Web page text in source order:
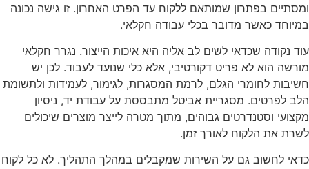
ומסתיים בפתרון שמותאם ללקוח עד הפרט האחרון. זו גישה נכונה
במיוחד כאשר מדובר בכלי עבודה חקלאי.
עוד נקודה שכדאי לשים לב אליה היא איכות הייצור. נגרר חקלאי
מורשה הוא לא פריט דקורטיבי, אלא כלי שנועד לעבוד. לכן יש
חשיבות לחומרי הגלם, לרמת המסגרות, לגימור, לעמידות ולתשומת
הלב לפרטים. מסגריית אביטל מתבססת על עבודת יד, ניסיון
מקצועי וסטנדרטים גבוהים, מתוך מטרה לייצר מוצרים שיכולים
לשרת את הלקוח לאורך זמן.
כדאי לחשוב גם על השירות שמקבלים במהלך התהליך. לא כל לקוח